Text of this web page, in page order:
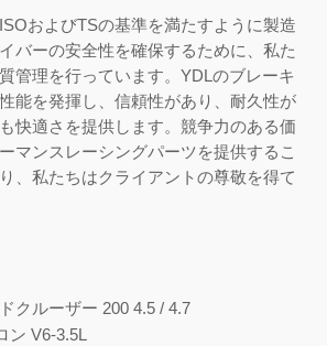
およびTSの基準を満たすように製造
バーの安全性を確保するために、私た
管理を行っています。YDLのブレーキ
能を発揮し、信頼性があり、耐久性が
快適さを提供します。競争力のある価
マンスレーシングパーツを提供するこ
、私たちはクライアントの尊敬を得て
クルーザー 200 4.5 / 4.7
ン V6-3.5L